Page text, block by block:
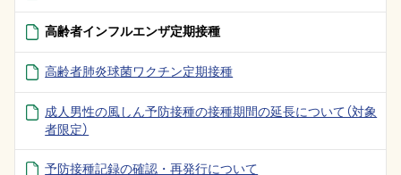
高齢者インフルエンザ定期接種
高齢者肺炎球菌ワクチン定期接種
成人男性の風しん予防接種の接種期間の延長について（対象
者限定）
予防接種記録の確認・再発行について